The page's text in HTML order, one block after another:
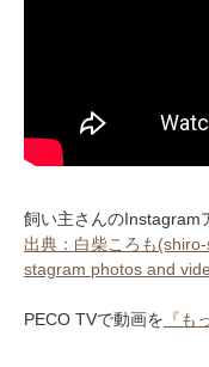
飼い主さんのInstagram
出典：白柴ころも
stagram photos and
PECO TVで動画を 『も